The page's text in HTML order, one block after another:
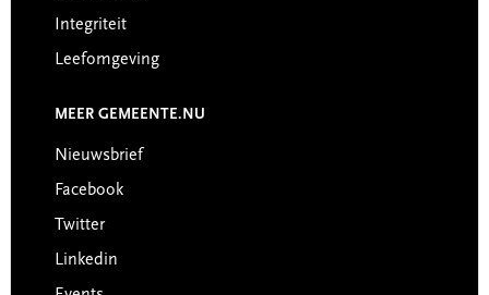
Integriteit
Leefomgeving
MEER GEMEENTE.NU
Nieuwsbrief
Facebook
Twitter
Linkedin